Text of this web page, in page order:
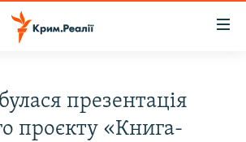
презентація
проєкту «Книга-